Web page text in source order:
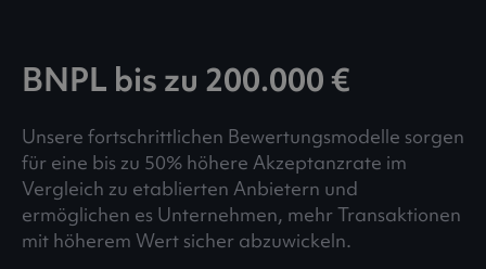
BNPL bis zu 200.000 €
Unsere fortschrittlichen Bewertungsmodelle sorgen
für eine bis zu 50% höhere Akzeptanzrate im
Vergleich zu etablierten Anbietern und
ermöglichen es Unternehmen, mehr Transaktionen
mit höherem Wert sicher abzuwickeln.